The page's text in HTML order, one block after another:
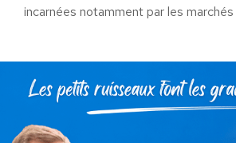
incarnées notamment par les marchés
Catégorie :Actualités Par
7 février 2012